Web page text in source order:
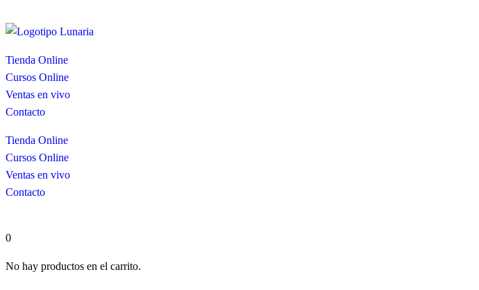
Tienda Online
Cursos Online
Ventas en vivo
Contacto
Tienda Online
Cursos Online
Ventas en vivo
Contacto
0
No hay productos en el carrito.